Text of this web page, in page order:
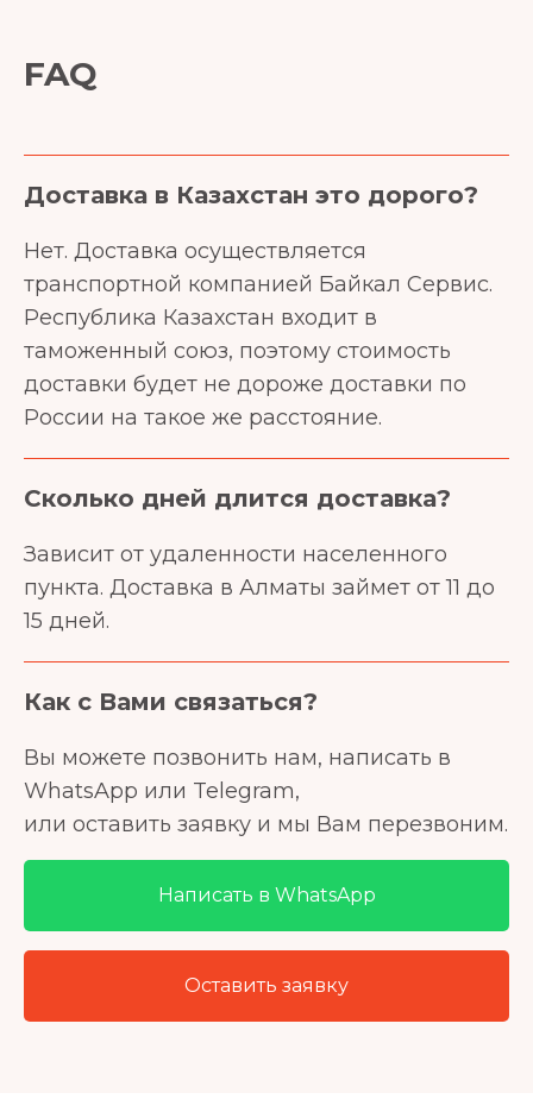
FAQ
Доставка в Казахстан это дорого?
Нет. Доставка осуществляется
транспортной компанией Байкал Сервис.
Республика Казахстан входит в
таможенный союз, поэтому стоимость
доставки будет не дороже доставки по
России на такое же расстояние.
Сколько дней длится доставка?
Зависит от удаленности населенного
пункта. Доставка в Алматы займет от 11 до
15 дней.
Как с Вами связаться?
Вы можете позвонить нам, написать в
WhatsApp или Telegram,
или оставить заявку и мы Вам перезвоним.
Написать в WhatsApp
Оставить заявку